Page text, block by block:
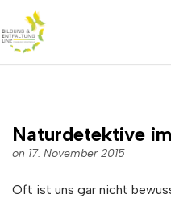
Naturdetektive
on 17. November 2015
Oft ist uns gar nicht